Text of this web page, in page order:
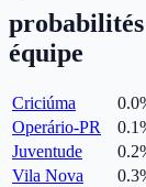
équipe
Criciúma 0.0
Operário-PR
0.1
Juventude
0.2
Vila Nova
0.3